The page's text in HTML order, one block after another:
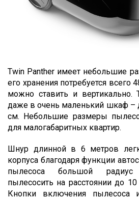
Twin Panther имеет небольшие
его хранения потребуется всего
можно ставить и вертикально.
даже в очень маленький шкаф –
см. Небольшие размеры
для малогабаритных квартир.
Шнур длинной в 6 метров
корпуса благодаря функции
пылесоса большой
пылесосить на расстоянии до
Кнопки включения пылесоса